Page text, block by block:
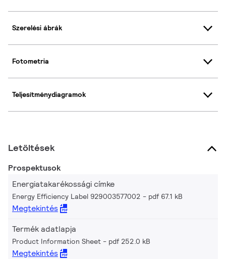
Szerelési ábrák
Fotometria
Teljesítménydiagramok
Letöltések
Prospektusok
Energiatakarékossági címke
Energy Efficiency Label 929003577002 pdf 67.1 kB
Megtekintés
Termék adatlapja
Product Information Sheet pdf 252.0 kB
Megtekintés